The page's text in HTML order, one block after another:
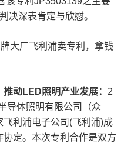
决深表肯定与欣慰。
大厂飞利浦卖专利，拿钱
动LED照明产业发展： 2
导体照明有限公司（众
利浦电子公司(飞利浦)成
定。本次专利合作是双方